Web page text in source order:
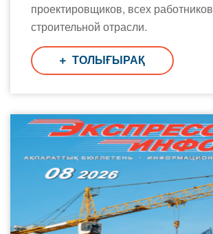
проектировщиков, всех работников
строительной отрасли.
ТОЛЫҒЫРАҚ